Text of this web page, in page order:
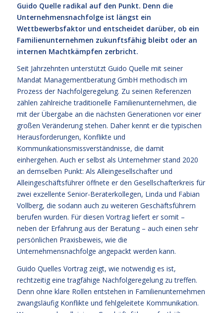
Guido Quelle radikal auf den Punkt. Denn die
Unternehmensnachfolge ist längst ein
Wettbewerbsfaktor und entscheidet darüber, ob ein
Familienunternehmen zukunftsfähig bleibt oder an
internen Machtkämpfen zerbricht.
Seit Jahrzehnten unterstützt Guido Quelle mit seiner
Mandat Managementberatung GmbH methodisch im
Prozess der Nachfolgeregelung. Zu seinen Referenzen
zählen zahlreiche traditionelle Familienunternehmen, die
mit der Übergabe an die nächsten Generationen vor einer
großen Veränderung stehen. Daher kennt er die typischen
Herausforderungen, Konflikte und
Kommunikationsmissverständnisse, die damit
einhergehen. Auch er selbst als Unternehmer stand 2020
an demselben Punkt: Als Alleingesellschafter und
Alleingeschäftsführer öffnete er den Gesellschafterkreis für
zwei exzellente Senior-Beraterkollegen, Linda und Fabian
Vollberg, die sodann auch zu weiteren Geschäftsführern
berufen wurden. Für diesen Vortrag liefert er somit –
neben der Erfahrung aus der Beratung – auch einen sehr
persönlichen Praxisbeweis, wie die
Unternehmensnachfolge angepackt werden kann.
Guido Quelles Vortrag zeigt, wie notwendig es ist,
rechtzeitig eine tragfähige Nachfolgeregelung zu treffen.
Denn ohne klare Rollen entstehen in Familienunternehmen
zwangsläufig Konflikte und fehlgeleitete Kommunikation.